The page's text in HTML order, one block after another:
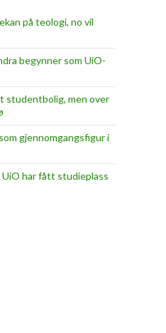
på teologi, no vil
begynner som UiO-
studentbolig, men over
gjennomgangsfigur i
har fått studieplass